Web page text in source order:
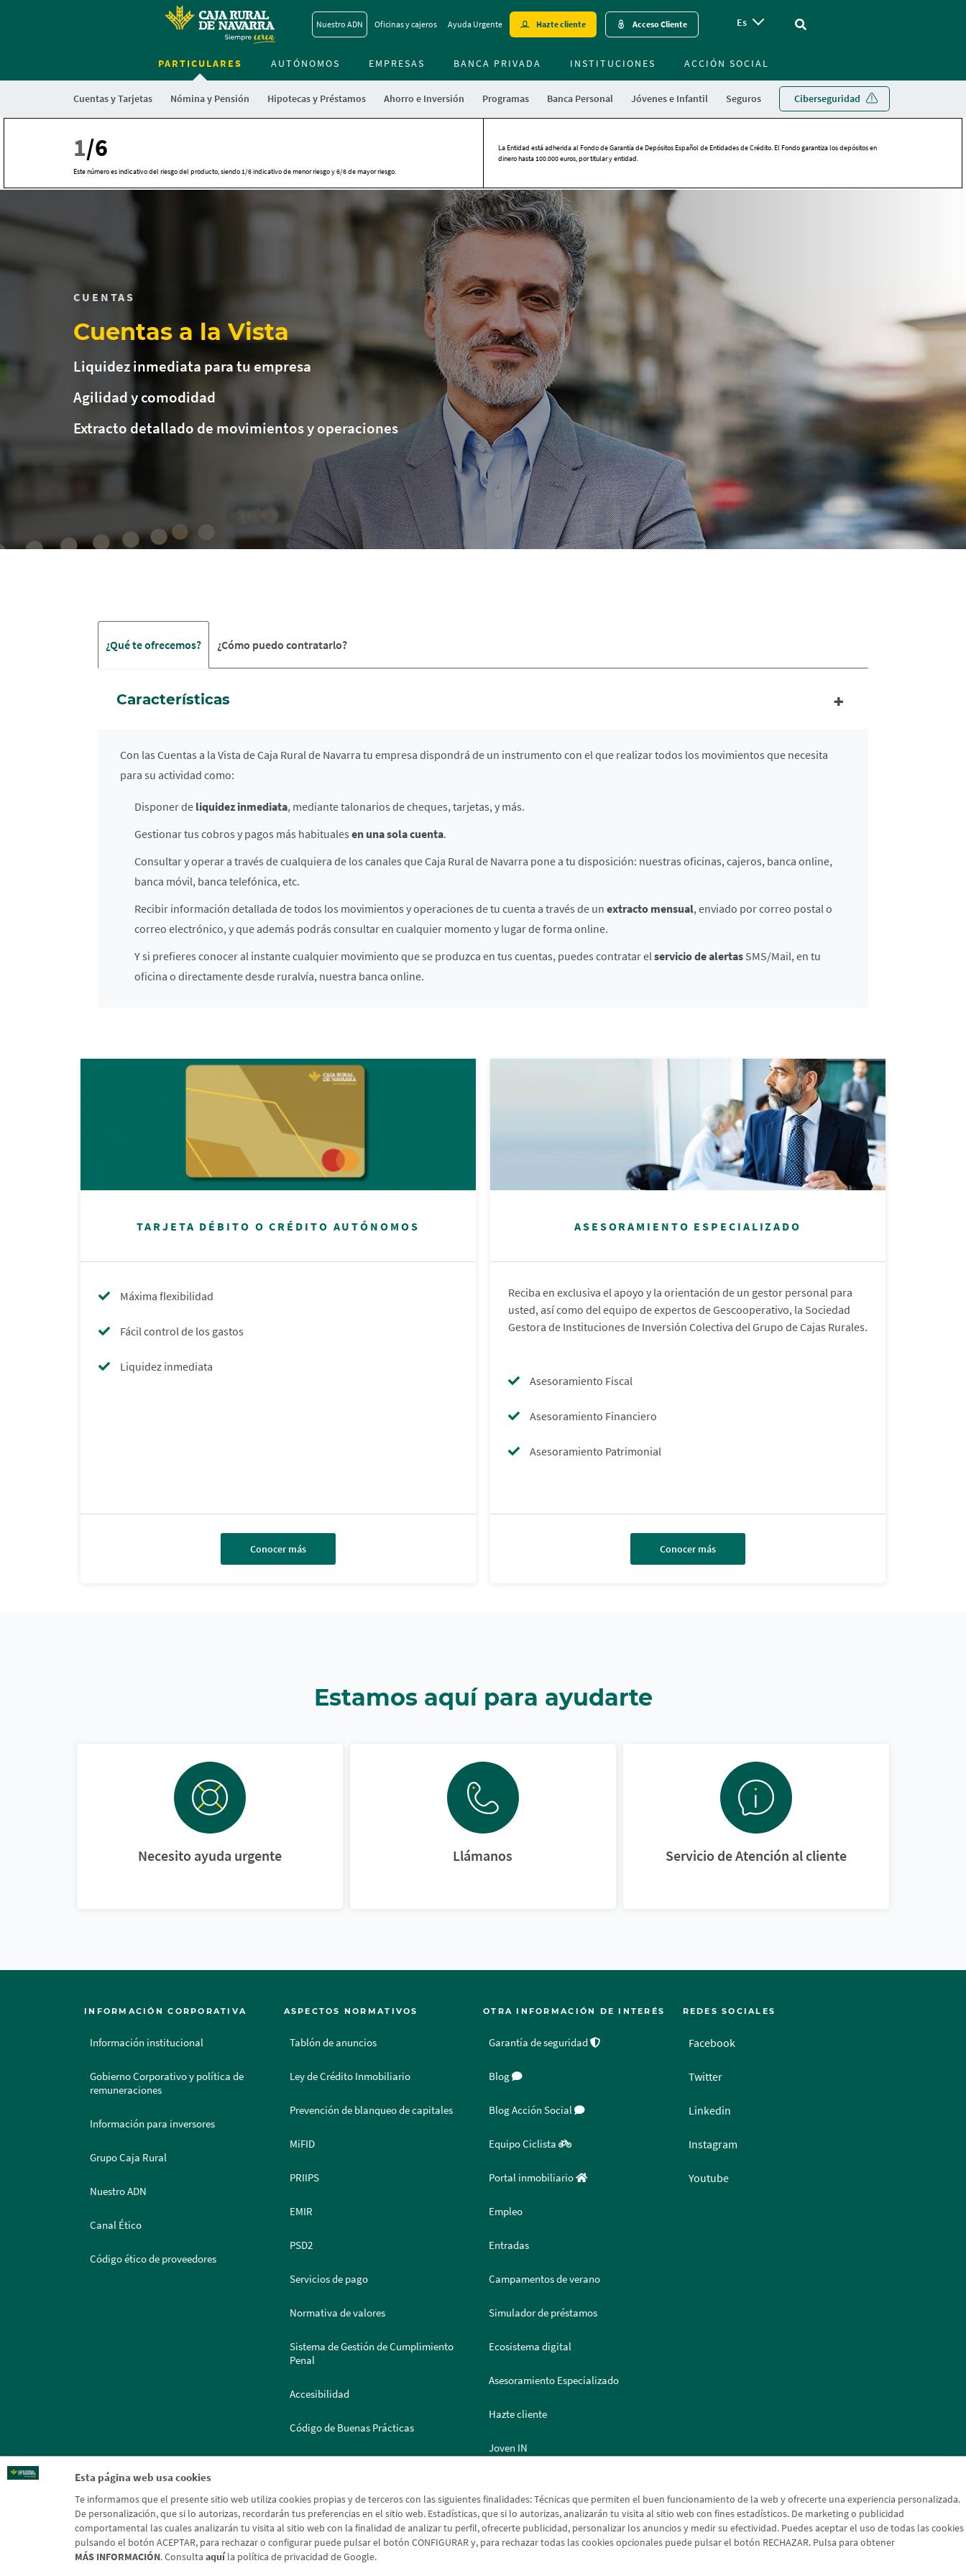
Esta página web usa cookies
Te informamos que el presente sitio web utiliza cookies propias y de terceros con las siguientes finalidades: Técnicas que permiten el buen funcionamiento de la web y ofrecerte una experiencia personalizada.
De personalización, que si lo autorizas, recordarán tus preferencias en el sitio web. Estadísticas, que si lo autorizas, analizarán tu visita al sitio web con fines estadísticos. De marketing o publicidad
comportamental las cuales analizarán tu visita al sitio web con la finalidad de analizar tu perfil, ofrecerte publicidad, personalizar los anuncios y medir su efectividad. Puedes aceptar el uso de todas las cookies
pulsando el botón ACEPTAR, para rechazar o configurar puede pulsar el botón CONFIGURAR y, para rechazar todas las cookies opcionales puede pulsar el botón RECHAZAR. Pulsa para obtener
MÁS INFORMACIÓN. Consulta aquíla política de privacidad de Google.
to
contentt
Nuestro ADN Oficinas y cajeros Ayuda Urgente Hazte cliente Acceso Cliente Es Vinculo - Buscar en la web
PARTICULARES
Cuentas y Tarjetas Nómina y Pensión Hipotecas y Préstamos Ahorro e Inversión Programas Banca Personal Jóvenes e Infantil Seguros Ciberseguridad
AUTÓNOMOS EMPRESAS BANCA PRIVADA INSTITUCIONES ACCIÓN SOCIAL
1/6
Este número es indicativo del riesgo del producto, siendo 1/6 indicativo de menor riesgo y 6/6 de mayor riesgo.
La Entidad está adherida al Fondo de Garantía de Depósitos Español de Entidades de Crédito. El Fondo garantiza los depósitos en
dinero hasta 100.000 euros, por titular y entidad.
CUENTAS
Cuentas a la Vista
Liquidez inmediata para tu empresa
Agilidad y comodidad
Extracto detallado de movimientos y operaciones
¿Qué te ofrecemos? ¿Cómo puedo contratarlo?
Características
Con las Cuentas a la Vista de Caja Rural de Navarra tu empresa dispondrá de un instrumento con el que realizar todos los movimientos que necesita
para su actividad como:
Disponer de liquidez inmediata, mediante talonarios de cheques, tarjetas, y más.
Gestionar tus cobros y pagos más habitualesen una sola cuenta.
Consultar y operar a través de cualquiera de los canales que Caja Rural de Navarra pone a tu disposición: nuestras oficinas, cajeros, banca online,
banca móvil, banca telefónica, etc.
Recibir información detallada de todos los movimientos y operaciones de tu cuenta a través de unextracto mensual, enviado por correo postal o
correo electrónico, y que además podrás consultar en cualquier momento y lugar de forma online.
Y si prefieres conocer al instante cualquier movimiento que se produzca en tus cuentas, puedes contratar elservicio de alertas SMS/Mail, en tu
oficina o directamente desde ruralvía, nuestra banca online.
TARJETA DÉBITO O CRÉDITO AUTÓNOMOS
Máxima flexibilidad
Fácil control de los gastos
Liquidez inmediata
Conocer más
ASESORAMIENTO ESPECIALIZADO
Reciba en exclusiva el apoyo y la orientación de un gestor personal para
usted, así como del equipo de expertos de Gescooperativo, la Sociedad
Gestora de Instituciones de Inversión Colectiva del Grupo de Cajas Rurales.
Asesoramiento Fiscal
Asesoramiento Financiero
Asesoramiento Patrimonial
Conocer más
Estamos aquí para ayudarte
Necesito ayuda urgente Llámanos Servicio de Atención al cliente
INFORMACIÓN CORPORATIVA
Información institucional
Gobierno Corporativo y política de
remuneraciones
Información para inversores
Grupo Caja Rural
Nuestro ADN
Canal Ético
Código ético de proveedores
ASPECTOS NORMATIVOS
Tablón de anuncios
Ley de Crédito Inmobiliario
Prevención de blanqueo de capitales
MiFID
PRIIPS
EMIR
PSD2
Servicios de pago
Normativa de valores
Sistema de Gestión de Cumplimiento
Penal
Accesibilidad
Código de Buenas Prácticas
OTRA INFORMACIÓN DE INTERÉS
Garantía de seguridad
Blog
Blog Acción Social
Equipo Ciclista
Portal inmobiliario
Empleo
Entradas
Campamentos de verano
Simulador de préstamos
Ecosistema digital
Asesoramiento Especializado
Hazte cliente
Joven IN
REDES SOCIALES
Facebook
Twitter
Linkedin
Instagram
Youtube